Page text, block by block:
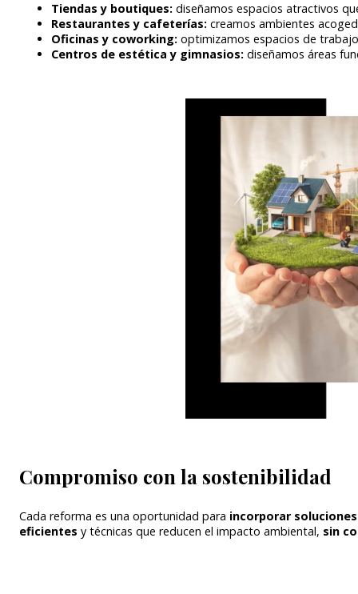
Tiendas y boutiques: diseñamos espacios atractivos
Restaurantes y cafeterías: creamos ambientes
Oficinas y coworking: optimizamos espacios de
Centros de estética y gimnasios: diseñamos áreas
Compromiso con la sostenibilidad
Cada reforma es una oportunidad para incorporar
eficientes y técnicas que reducen el impacto ambiental, sin